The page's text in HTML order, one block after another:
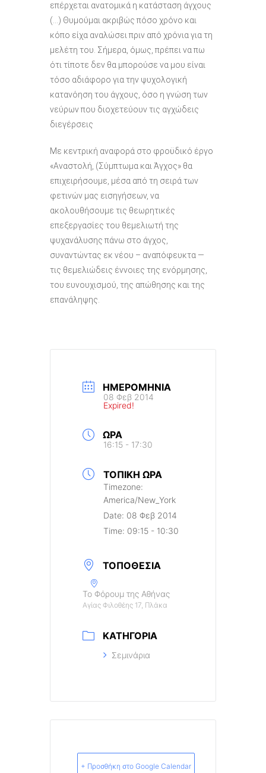
επέρχεται ανατομικά η κατάσταση άγχους
(…) Θυμούμαι ακριβώς πόσο χρόνο και
κόπο είχα αναλώσει πριν από χρόνια για τη
μελέτη του. Σήμερα, όμως, πρέπει να πω
ότι τίποτε δεν θα μπορούσε να μου είναι
τόσο αδιάφορο για την ψυχολογική
κατανόηση του άγχους, όσο η γνώση των
νεύρων που διοχετεύουν τις αγχώδεις
διεγέρσεις
Με κεντρική αναφορά στο φροϋδικό έργο
«Αναστολή, (Σύμπτωμα και Άγχος» θα
επιχειρήσουμε, μέσα από τη σειρά των
φετινών μας εισηγήσεων, να
ακολουθήσουμε τις θεωρητικές
επεξεργασίες του θεμελιωτή της
ψυχανάλυσης πάνω στο άγχος,
συναντώντας εκ νέου – αναπόφευκτα —
τις θεμελιώδεις έννοιες της ενόρμησης,
του ευνουχισμού, της απώθησης και της
επανάληψης.
ΗΜΕΡΟΜΗΝΊΑ
08 Φεβ 2014
Expired!
ΏΡΑ
16:15 - 17:30
ΤΟΠΙΚΉ ΏΡΑ
Timezone:
America/New_York
Date: 08 Φεβ 2014
Time: 09:15 - 10:30
ΤΟΠΟΘΕΣΊΑ
Το Φόρουμ της Αθήνας
Αγίας Φιλοθέης 17, Πλάκα
ΚΑΤΗΓΟΡΊΑ
Σεμινάρια
+ Προσθήκη στο Google Calendar